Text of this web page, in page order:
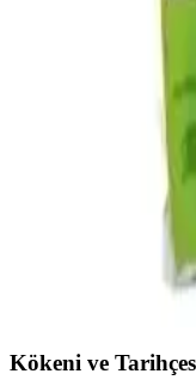
Galactago Süt
Standartlarıyla
Galactago, doğal
ile sağlıklı ve hijyenik
Muratbey
Ürün Özellikleri
Muratbey mozzarella
tüketici ilgisi hakkında
piyasasındaki yerini ve
Kökeni ve